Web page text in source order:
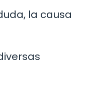
la causa